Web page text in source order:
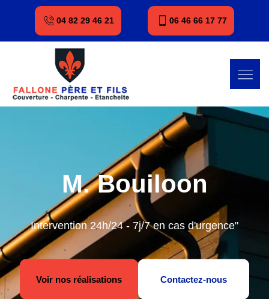
04 82 29 46 21 06 46 66 17 77
M. Bouiloon
Intervention 24h/24 - 7j/7 en cas d'urgence"
Voir nos réalisations Contactez-nous